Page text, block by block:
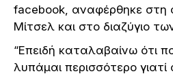
facebook, αναφέρθηκε στη
Μίτσελ και στο διαζύγιο
“Επειδή καταλαβαίνω ότι
λυπάμαι περισσότερο